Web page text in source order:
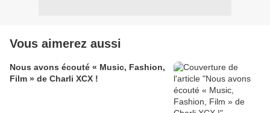
Vous aimerez aussi
Nous avons écouté « Music, Fashion,
Film » de Charli XCX !